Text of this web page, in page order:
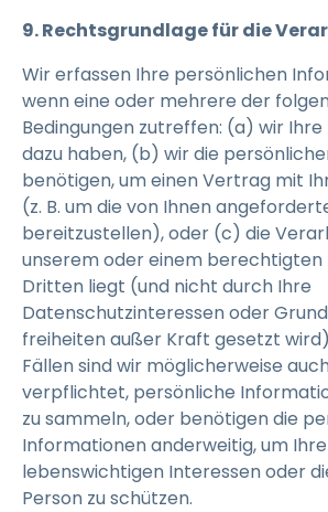
9. Rechtsgrundlage für die
Wir erfassen Ihre persönlichen
wenn eine oder mehrere der
Bedingungen zutreffen: (a) wir
dazu haben, (b) wir die
benötigen, um einen Vertrag mit
(z. B. um die von Ihnen
bereitzustellen), oder (c) die
unserem oder einem berechtigten
Dritten liegt (und nicht durch Ihre
Datenschutzinteressen oder
freiheiten außer Kraft gesetzt
Fällen sind wir möglicherweise
verpflichtet, persönliche
zu sammeln, oder benötigen die
Informationen anderweitig, um Ihre
lebenswichtigen Interessen oder
Person zu schützen.